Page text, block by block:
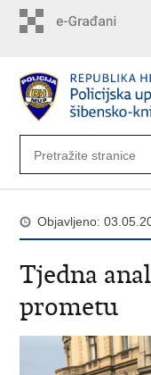
Objavljeno:
Tjedna
prometu